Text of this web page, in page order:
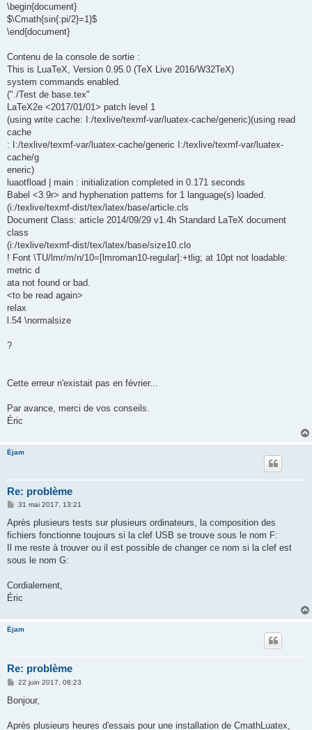
\begin{document}
$\Cmath{sin{:pi/2}=1}$
\end{document}
Contenu de la console de sortie :
This is LuaTeX, Version 0.95.0 (TeX Live 2016/W32TeX)
system commands enabled.
("./Test de base.tex"
LaTeX2e <2017/01/01> patch level 1
(using write cache: I:/texlive/texmf-var/luatex-cache/generic)(using read
cache
: I:/texlive/texmf-var/luatex-cache/generic I:/texlive/texmf-var/luatex-
cache/g
eneric)
luaotfload | main : initialization completed in 0.171 seconds
Babel <3.9r> and hyphenation patterns for 1 language(s) loaded.
(i:/texlive/texmf-dist/tex/latex/base/article.cls
Document Class: article 2014/09/29 v1.4h Standard LaTeX document
class
(i:/texlive/texmf-dist/tex/latex/base/size10.clo
! Font \TU/lmr/m/n/10=[lmroman10-regular]:+tlig; at 10pt not loadable:
metric d
ata not found or bad.
<to be read again>
relax
l.54 \normalsize
?
Cette erreur n'existait pas en février...
Par avance, merci de vos conseils.
Éric
Éjam
Re: problème
M
s
a
g
31 mai 2017, 13:21
Après plusieurs tests sur plusieurs ordinateurs, la composition des
fichiers fonctionne toujours si la clef USB se trouve sous le nom F:
Il me reste à trouver ou il est possible de changer ce nom si la clef est
sous le nom G:
Cordialement,
Éric
Éjam
Re: problème
M
s
g
22 juin 2017, 08:23
Bonjour,
Après plusieurs heures d'essais pour une installation de CmathLuatex,